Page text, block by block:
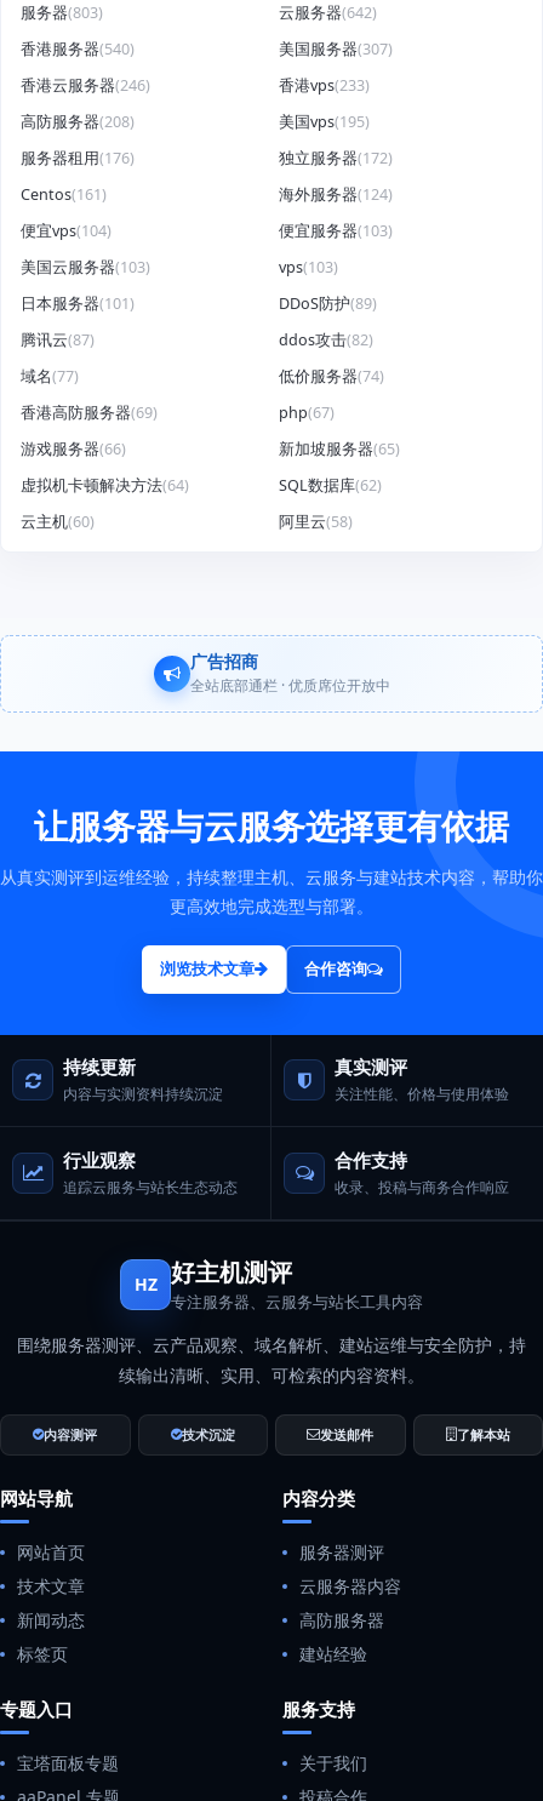
服务器(803) 云服务器(642)
香港服务器(540) 美国服务器(307)
香港云服务器(246) 香港vps(233)
高防服务器(208) 美国vps(195)
服务器租用(176) 独立服务器(172)
Centos(161) 海外服务器(124)
便宜vps(104) 便宜服务器(103)
美国云服务器(103) vps(103)
日本服务器(101) DDoS防护(89)
腾讯云(87) ddos攻击(82)
域名(77) 低价服务器(74)
香港高防服务器(69) php(67)
游戏服务器(66) 新加坡服务器(65)
虚拟机卡顿解决方法(64) SQL数据库(62)
云主机(60) 阿里云(58)
广告招商
全站底部通栏 · 优质席位开放中
让服务器与云服务选择更有依据
从真实测评到运维经验，持续整理主机、云服务与建站技术内容，帮助你
更高效地完成选型与部署。
浏览技术文章 合作咨询
持续更新
内容与实测资料持续沉淀
真实测评
关注性能、价格与使用体验
行业观察
追踪云服务与站长生态动态
合作支持
收录、投稿与商务合作响应
HZ 好主机测评
专注服务器、云服务与站长工具内容
围绕服务器测评、云产品观察、域名解析、建站运维与安全防护，持
续输出清晰、实用、可检索的内容资料。
内容测评 技术沉淀 发送邮件 了解本站
网站导航
网站首页
技术文章
新闻动态
标签页
内容分类
服务器测评
云服务器内容
高防服务器
建站经验
专题入口
宝塔面板专题
aaPanel 专题
服务支持
关于我们
投稿合作